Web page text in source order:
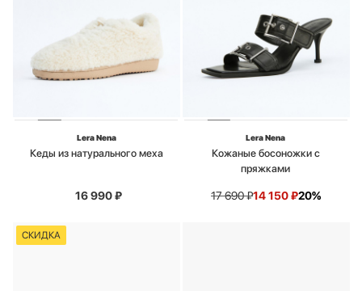
Lera Nena
Кеды из натурального меха
16 990₽
Lera Nena
Кожаные босоножки с
пряжками
17 690₽14 150₽20%
СКИДКА